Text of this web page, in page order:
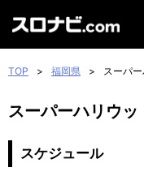
TOP > 福岡県 > スーパ
スーパーハリウッ
スケジュール